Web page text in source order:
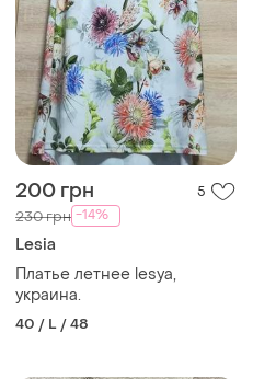
200 грн 5
230 грн -14%
Lesia
Платье летнее lesya,
украина.
40 / L / 48